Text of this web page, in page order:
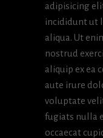
adipisicing
incididunt ut
aliqua. Ut
nostrud
aliquip ex ea
aute irure
voluptate
fugiats nulla
occaecat